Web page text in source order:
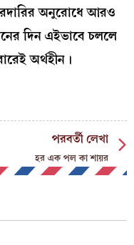
অনুরোধে আরও
দিন এইভাবে চললে
অর্থহীন।
পরবর্তী লেখা
হর এক পল কা শায়র